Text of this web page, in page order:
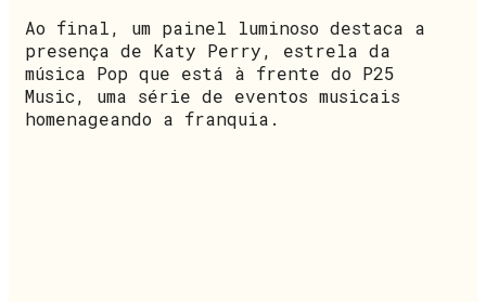
Ao final, um painel luminoso destaca a
presença de Katy Perry, estrela da
música Pop que está à frente do P25
Music, uma série de eventos musicais
homenageando a franquia.